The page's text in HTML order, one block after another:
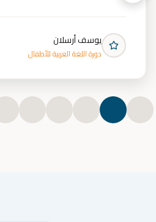
يوسف أرسلان
دورة اللغة العربية للأطفال